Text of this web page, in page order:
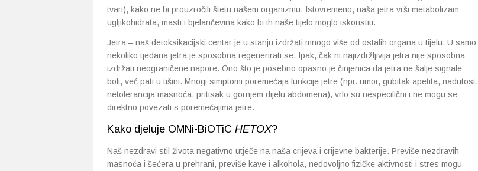
tvari), kako ne bi prouzročili štetu našem organizmu. Istovremeno, naša jetra vrši metabolizam
ugljikohidrata, masti i bjelančevina kako bi ih naše tijelo moglo iskoristiti.
Jetra – naš detoksikacijski centar je u stanju izdržati mnogo više od ostalih organa u tijelu. U samo
nekoliko tjedana jetra je sposobna regenerirati se. Ipak, čak ni najizdržljivija jetra nije sposobna
izdržati neograničene napore. Ono što je posebno opasno je činjenica da jetra ne šalje signale
boli, već pati u tišini. Mnogi simptomi poremećaja funkcije jetre (npr. umor, gubitak apetita, nadutost,
netolerancija masnoća, pritisak u gornjem dijelu abdomena), vrlo su nespecifični i ne mogu se
direktno povezati s poremećajima jetre.
Kako djeluje OMNi-BiOTiC HETOX?
Naš nezdravi stil života negativno utječe na naša crijeva i crijevne bakterije. Previše nezdravih
masnoća i šećera u prehrani, previše kave i alkohola, nedovoljno fizičke aktivnosti i stres mogu